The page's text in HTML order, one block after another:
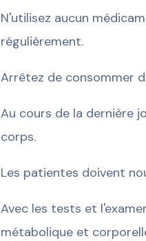
N'utilisez aucun
régulièrement.
Arrêtez de consommer
Au cours de la dernière
corps.
Les patientes doivent
Avec les tests et
métabolique et